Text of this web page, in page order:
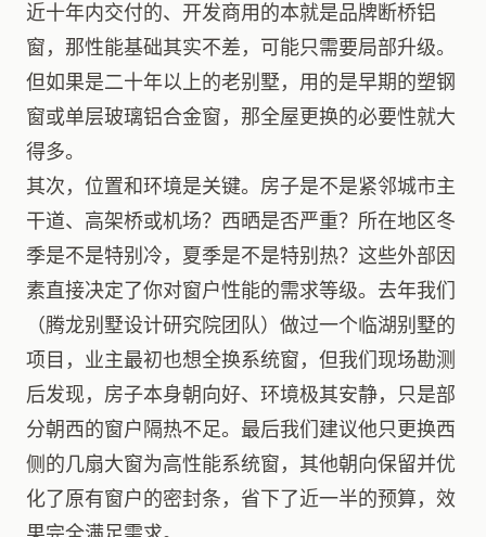
近十年内交付的、开发商用的本就是品牌断桥铝
窗，那性能基础其实不差，可能只需要局部升级。
但如果是二十年以上的老别墅，用的是早期的塑钢
窗或单层玻璃铝合金窗，那全屋更换的必要性就大
得多。
其次，位置和环境是关键。房子是不是紧邻城市主
干道、高架桥或机场？西晒是否严重？所在地区冬
季是不是特别冷，夏季是不是特别热？这些外部因
素直接决定了你对窗户性能的需求等级。去年我们
（腾龙别墅设计研究院团队）做过一个临湖别墅的
项目，业主最初也想全换系统窗，但我们现场勘测
后发现，房子本身朝向好、环境极其安静，只是部
分朝西的窗户隔热不足。最后我们建议他只更换西
侧的几扇大窗为高性能系统窗，其他朝向保留并优
化了原有窗户的密封条，省下了近一半的预算，效